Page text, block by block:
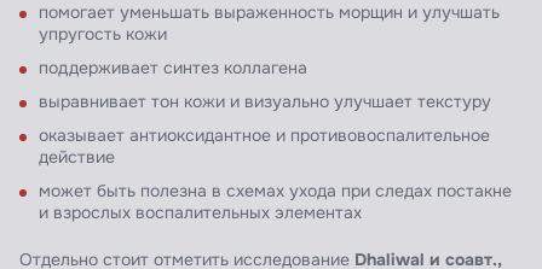
помогает уменьшать выраженность морщин и улучшать
упругость кожи
поддерживает синтез коллагена
выравнивает тон кожи и визуально улучшает текстуру
оказывает антиоксидантное и противовоспалительное
действие
может быть полезна в схемах ухода при следах постакне
и взрослых воспалительных элементах
Отдельно стоит отметить исследование Dhaliwal и соавт.,